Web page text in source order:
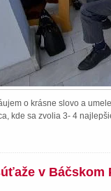
o krásne slovo a
kde sa zvolia 3- 4
v Báčskom